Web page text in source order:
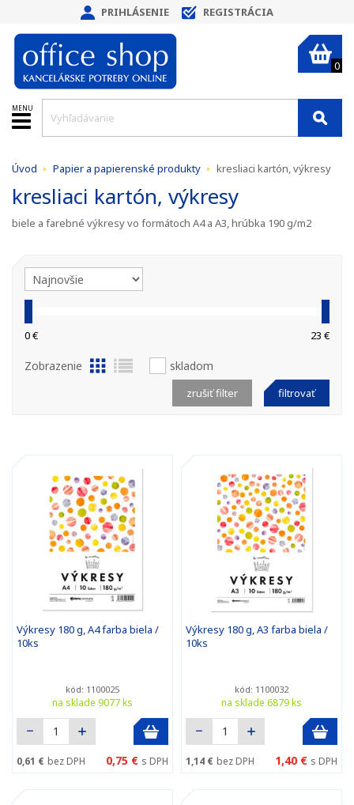
PRIHLÁSENIE REGISTRÁCIA
0
MENU
Úvod Papier a papierenské produkty kresliaci kartón, výkresy
kresliaci kartón, výkresy
biele a farebné výkresy vo formátoch A4 a A3, hrúbka 190 g/m2
0 € 23 €
Zobrazenie skladom
filtrovať
zrušiť filter
Výkresy 180 g, A4 farba biela /
10ks
kód: 1100025
na sklade 9077 ks
0,61 € bez DPH 0,75 € s DPH
Výkresy 180 g, A3 farba biela /
10ks
kód: 1100032
na sklade 6879 ks
1,14 € bez DPH 1,40 € s DPH